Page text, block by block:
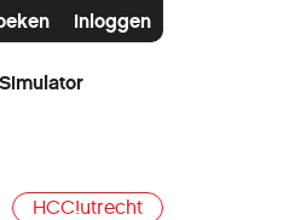
Inloggen
HCC!utrecht